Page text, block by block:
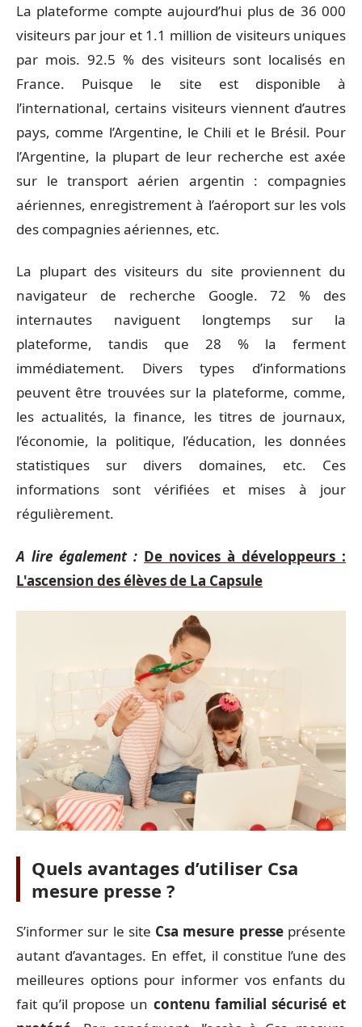
La plateforme compte aujourd’hui plus de 36 000
visiteurs par jour et 1.1 million de visiteurs uniques
par mois. 92.5 % des visiteurs sont localisés en
France. Puisque le site est disponible à
l’international, certains visiteurs viennent d’autres
pays, comme l’Argentine, le Chili et le Brésil. Pour
l’Argentine, la plupart de leur recherche est axée
sur le transport aérien argentin : compagnies
aériennes, enregistrement à l’aéroport sur les vols
des compagnies aériennes, etc.
La plupart des visiteurs du site proviennent du
navigateur de recherche Google. 72 % des
internautes naviguent longtemps sur la
plateforme, tandis que 28 % la ferment
immédiatement. Divers types d’informations
peuvent être trouvées sur la plateforme, comme,
les actualités, la finance, les titres de journaux,
l’économie, la politique, l’éducation, les données
statistiques sur divers domaines, etc. Ces
informations sont vérifiées et mises à jour
régulièrement.
A lire également : De novices à développeurs :
L'ascension des élèves de La Capsule
Quels avantages d’utiliser Csa
mesure presse ?
S’informer sur le site Csa mesure presseprésente
autant d’avantages. En effet, il constitue l’une des
meilleures options pour informer vos enfants du
fait qu’il propose un contenu familial sécurisé et